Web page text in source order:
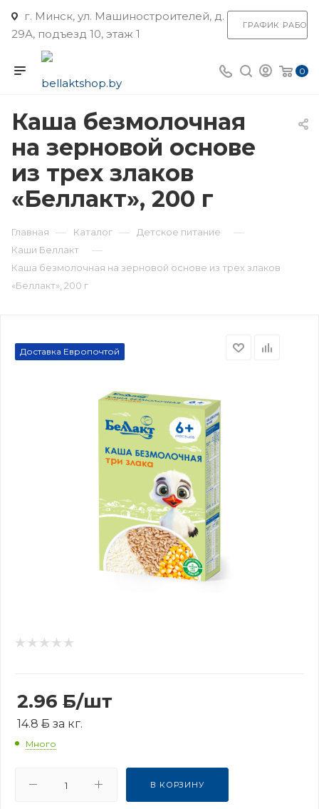
г. Минск, ул. Машиностроителей, д.
29А, подъезд 10, этаж 1
ГРАФИК
0
Каша безмолочная
на зерновой основе
из трех злаков
«Беллакт», 200 г
Главная — Каталог — Детское питание —
Каши Беллакт —
Каша безмолочная на зерновой основе из трех злаков
«Беллакт», 200 г
Доставка Европочтой
2.96 Б/шт
14.8 Б за кг.
Много
В КОРЗИНУ